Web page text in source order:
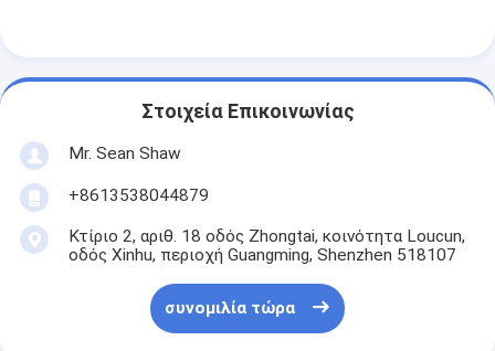
Στοιχεία Επικοινωνίας
Mr. Sean Shaw
+8613538044879
Κτίριο 2, αριθ. 18 οδός Zhongtai, κοινότητα Loucun,
οδός Xinhu, περιοχή Guangming, Shenzhen 518107
συνομιλία τώρα